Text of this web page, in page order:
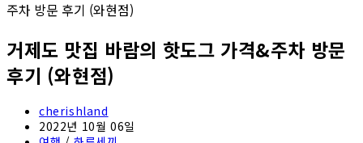
거제도 맛집 바람의 핫도그 가격&주차 방문
후기 (와현점)
Post
author:
cherishland
Post
2022년 10월 06일